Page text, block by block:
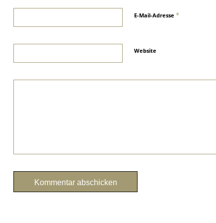
E-Mail-Adresse *
Website